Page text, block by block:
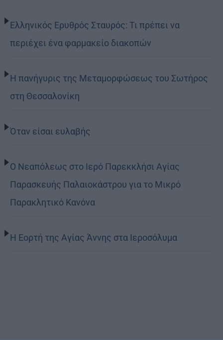
Ελληνικός Ερυθρός Σταυρός: Τι πρέπει να
περιέχει ένα φαρμακείο διακοπών
Η πανήγυρις της Μεταμορφώσεως του Σωτήρος
στη Θεσσαλονίκη
Όταν είσαι ευλαβής
Ο Νεαπόλεως στο Ιερό Παρεκκλήσι Αγίας
Παρασκευής Παλαιοκάστρου για το Μικρό
Παρακλητικό Κανόνα
Η Εορτή της Αγίας Άννης στα Ιεροσόλυμα